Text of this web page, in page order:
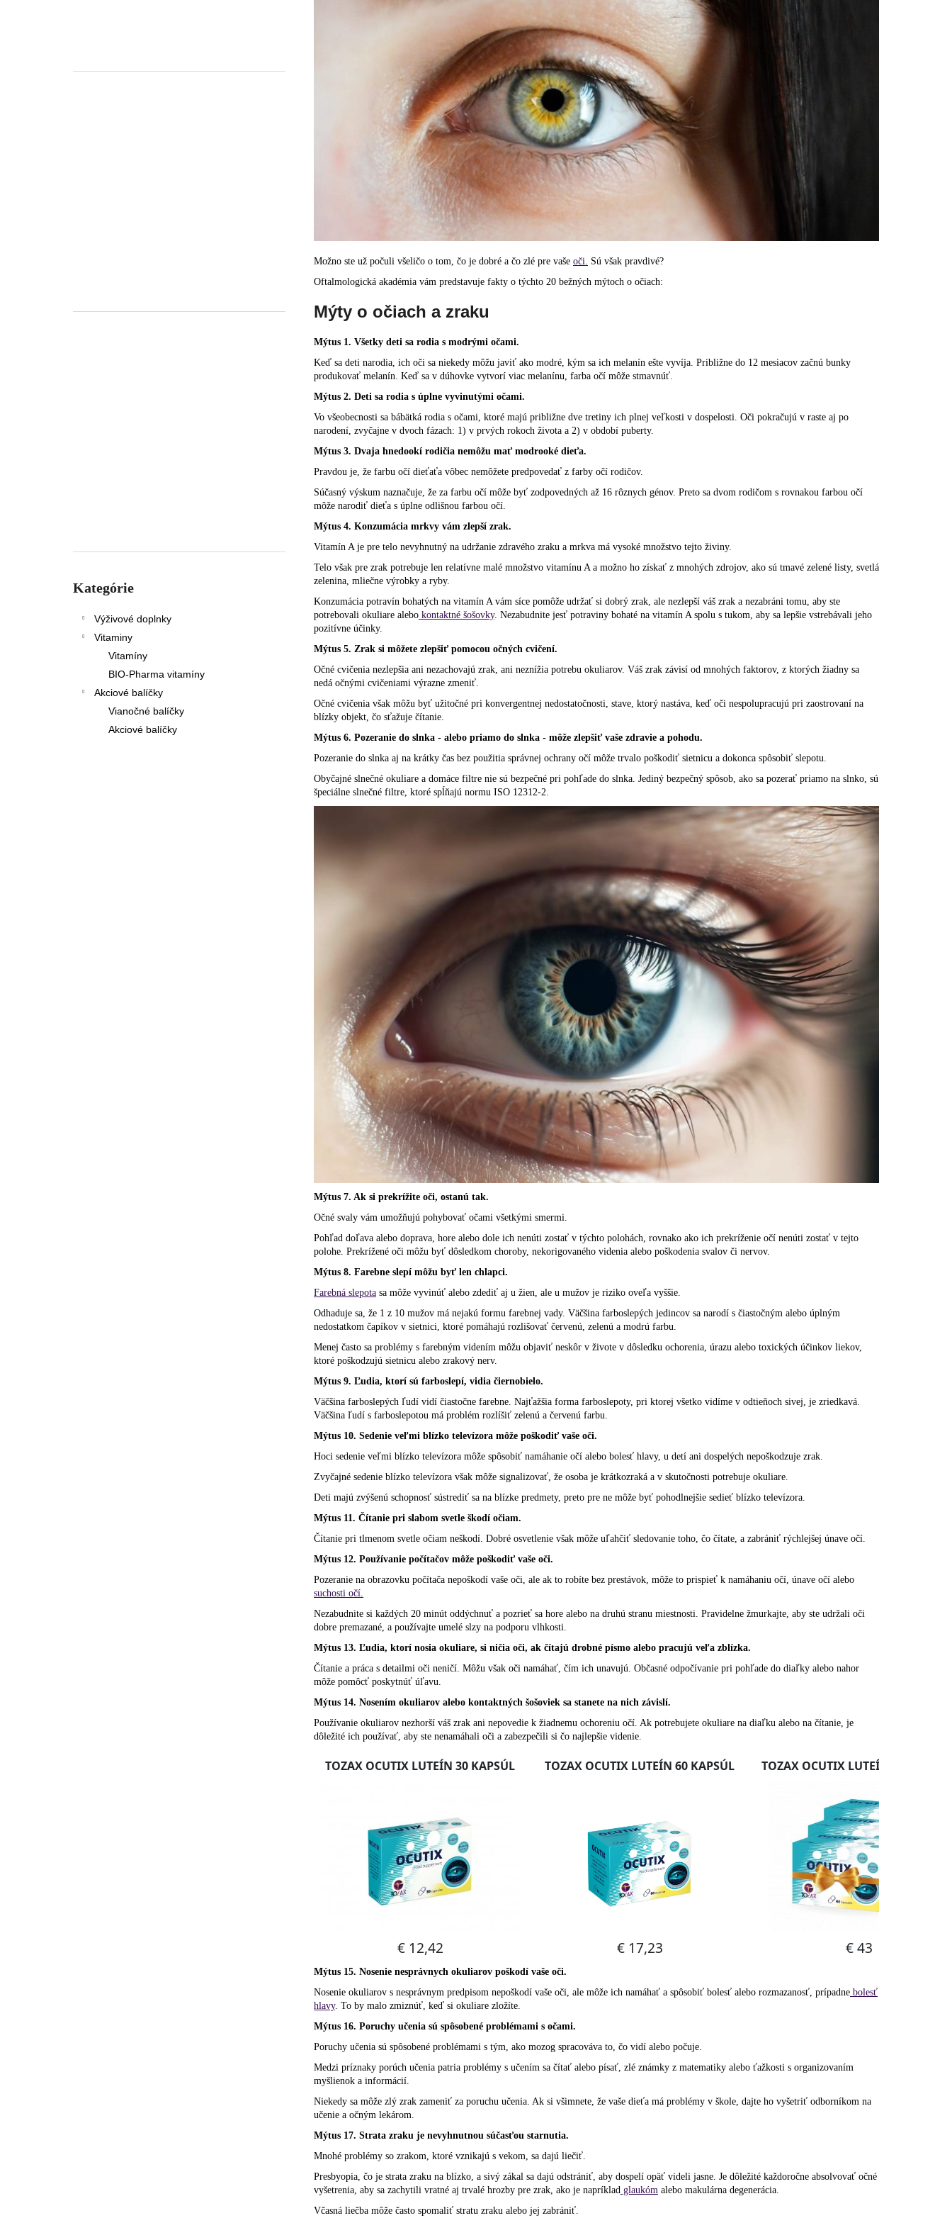
kategórie
Kategórie
Výživové doplnky
Vitaminy
Vitamíny
BIO-Pharma vitamíny
Akciové balíčky
Vianočné balíčky
Akciové balíčky
Možno ste už počuli všeličo o tom, čo je dobré a čo zlé pre vaše oči. Sú však pravdivé?
Oftalmologická akadémia vám predstavuje fakty o týchto 20 bežných mýtoch o očiach:
Mýty o očiach a zraku
Mýtus 1. Všetky deti sa rodia s modrými očami.
Keď sa deti narodia, ich oči sa niekedy môžu javiť ako modré, kým sa ich melanín ešte vyvíja. Približne do 12 mesiacov začnú bunky
produkovať melanín. Keď sa v dúhovke vytvorí viac melanínu, farba očí môže stmavnúť.
Mýtus 2. Deti sa rodia s úplne vyvinutými očami.
Vo všeobecnosti sa bábätká rodia s očami, ktoré majú približne dve tretiny ich plnej veľkosti v dospelosti. Oči pokračujú v raste aj po
narodení, zvyčajne v dvoch fázach: 1) v prvých rokoch života a 2) v období puberty.
Mýtus 3. Dvaja hnedookí rodičia nemôžu mať modrooké dieťa.
Pravdou je, že farbu očí dieťaťa vôbec nemôžete predpovedať z farby očí rodičov.
Súčasný výskum naznačuje, že za farbu očí môže byť zodpovedných až 16 rôznych génov. Preto sa dvom rodičom s rovnakou farbou očí
môže narodiť dieťa s úplne odlišnou farbou očí.
Mýtus 4. Konzumácia mrkvy vám zlepší zrak.
Vitamín A je pre telo nevyhnutný na udržanie zdravého zraku a mrkva má vysoké množstvo tejto živiny.
Telo však pre zrak potrebuje len relatívne malé množstvo vitamínu A a možno ho získať z mnohých zdrojov, ako sú tmavé zelené listy, svetlá
zelenina, mliečne výrobky a ryby.
Konzumácia potravín bohatých na vitamín A vám síce pomôže udržať si dobrý zrak, ale nezlepší váš zrak a nezabráni tomu, aby ste
potrebovali okuliare alebo kontaktné šošovky. Nezabudnite jesť potraviny bohaté na vitamín A spolu s tukom, aby sa lepšie vstrebávali jeho
pozitívne účinky.
Mýtus 5. Zrak si môžete zlepšiť pomocou očných cvičení.
Očné cvičenia nezlepšia ani nezachovajú zrak, ani neznížia potrebu okuliarov. Váš zrak závisí od mnohých faktorov, z ktorých žiadny sa
nedá očnými cvičeniami výrazne zmeniť.
Očné cvičenia však môžu byť užitočné pri konvergentnej nedostatočnosti, stave, ktorý nastáva, keď oči nespolupracujú pri zaostrovaní na
blízky objekt, čo sťažuje čítanie.
Mýtus 6. Pozeranie do slnka - alebo priamo do slnka - môže zlepšiť vaše zdravie a pohodu.
Pozeranie do slnka aj na krátky čas bez použitia správnej ochrany očí môže trvalo poškodiť sietnicu a dokonca spôsobiť slepotu.
Obyčajné slnečné okuliare a domáce filtre nie sú bezpečné pri pohľade do slnka. Jediný bezpečný spôsob, ako sa pozerať priamo na slnko, sú
špeciálne slnečné filtre, ktoré spĺňajú normu ISO 12312-2.
Mýtus 7. Ak si prekrížite oči, ostanú tak.
Očné svaly vám umožňujú pohybovať očami všetkými smermi.
Pohľad doľava alebo doprava, hore alebo dole ich nenúti zostať v týchto polohách, rovnako ako ich prekríženie očí nenúti zostať v tejto
polohe. Prekrížené oči môžu byť dôsledkom choroby, nekorigovaného videnia alebo poškodenia svalov či nervov.
Mýtus 8. Farebne slepí môžu byť len chlapci.
Farebná slepota sa môže vyvinúť alebo zdediť aj u žien, ale u mužov je riziko oveľa vyššie.
Odhaduje sa, že 1 z 10 mužov má nejakú formu farebnej vady. Väčšina farboslepých jedincov sa narodí s čiastočným alebo úplným
nedostatkom čapíkov v sietnici, ktoré pomáhajú rozlišovať červenú, zelenú a modrú farbu.
Menej často sa problémy s farebným videním môžu objaviť neskôr v živote v dôsledku ochorenia, úrazu alebo toxických účinkov liekov,
ktoré poškodzujú sietnicu alebo zrakový nerv.
Mýtus 9. Ľudia, ktorí sú farboslepí, vidia čiernobielo.
Väčšina farboslepých ľudí vidí čiastočne farebne. Najťažšia forma farboslepoty, pri ktorej všetko vidíme v odtieňoch sivej, je zriedkavá.
Väčšina ľudí s farboslepotou má problém rozlíšiť zelenú a červenú farbu.
Mýtus 10. Sedenie veľmi blízko televízora môže poškodiť vaše oči.
Hoci sedenie veľmi blízko televízora môže spôsobiť namáhanie očí alebo bolesť hlavy, u detí ani dospelých nepoškodzuje zrak.
Zvyčajné sedenie blízko televízora však môže signalizovať, že osoba je krátkozraká a v skutočnosti potrebuje okuliare.
Deti majú zvýšenú schopnosť sústrediť sa na blízke predmety, preto pre ne môže byť pohodlnejšie sedieť blízko televízora.
Mýtus 11. Čítanie pri slabom svetle škodí očiam.
Čítanie pri tlmenom svetle očiam neškodí. Dobré osvetlenie však môže uľahčiť sledovanie toho, čo čítate, a zabrániť rýchlejšej únave očí.
Mýtus 12. Používanie počítačov môže poškodiť vaše oči.
Pozeranie na obrazovku počítača nepoškodí vaše oči, ale ak to robíte bez prestávok, môže to prispieť k namáhaniu očí, únave očí alebo
suchosti očí.
Nezabudnite si každých 20 minút oddýchnuť a pozrieť sa hore alebo na druhú stranu miestnosti. Pravidelne žmurkajte, aby ste udržali oči
dobre premazané, a používajte umelé slzy na podporu vlhkosti.
Mýtus 13. Ľudia, ktorí nosia okuliare, si ničia oči, ak čítajú drobné písmo alebo pracujú veľa zblízka.
Čítanie a práca s detailmi oči neničí. Môžu však oči namáhať, čím ich unavujú. Občasné odpočívanie pri pohľade do diaľky alebo nahor
môže pomôcť poskytnúť úľavu.
Mýtus 14. Nosením okuliarov alebo kontaktných šošoviek sa stanete na nich závislí.
Používanie okuliarov nezhorší váš zrak ani nepovedie k žiadnemu ochoreniu očí. Ak potrebujete okuliare na diaľku alebo na čítanie, je
dôležité ich používať, aby ste nenamáhali oči a zabezpečili si čo najlepšie videnie.
Mýtus 15. Nosenie nesprávnych okuliarov poškodí vaše oči.
Nosenie okuliarov s nesprávnym predpisom nepoškodí vaše oči, ale môže ich namáhať a spôsobiť bolesť alebo rozmazanosť, prípadne bolesť
hlavy. To by malo zmiznúť, keď si okuliare zložíte.
Mýtus 16. Poruchy učenia sú spôsobené problémami s očami.
Poruchy učenia sú spôsobené problémami s tým, ako mozog spracováva to, čo vidí alebo počuje.
Medzi príznaky porúch učenia patria problémy s učením sa čítať alebo písať, zlé známky z matematiky alebo ťažkosti s organizovaním
myšlienok a informácií.
Niekedy sa môže zlý zrak zameniť za poruchu učenia. Ak si všimnete, že vaše dieťa má problémy v škole, dajte ho vyšetriť odborníkom na
učenie a očným lekárom.
Mýtus 17. Strata zraku je nevyhnutnou súčasťou starnutia.
Mnohé problémy so zrakom, ktoré vznikajú s vekom, sa dajú liečiť.
Presbyopia, čo je strata zraku na blízko, a sivý zákal sa dajú odstrániť, aby dospelí opäť videli jasne. Je dôležité každoročne absolvovať očné
vyšetrenia, aby sa zachytili vratné aj trvalé hrozby pre zrak, ako je napríklad glaukóm alebo makulárna degenerácia.
Včasná liečba môže často spomaliť stratu zraku alebo jej zabrániť.